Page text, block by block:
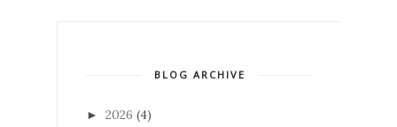
BLOG ARCHIVE
► 2026 (4)